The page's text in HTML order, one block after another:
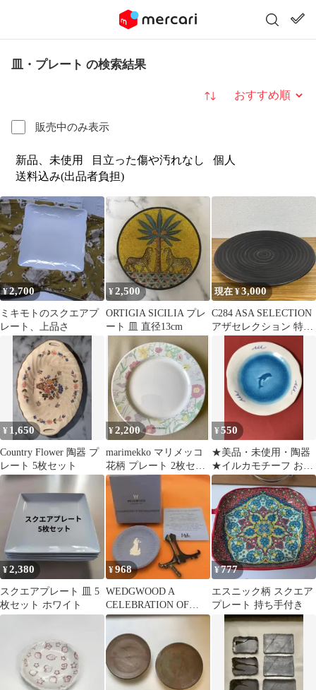
皿・プレート の検索結果
販売中のみ表示
並び替え
新品、未使用 目立った傷や汚れなし
個人
送料込み(出品者負担)
¥2,700
ミキモトのスクエアプ
レート、上品さ
¥2,500
ORTIGIA SICILIA プレ
ート 皿 直径13cm
現在 ¥3,000
C284 ASA SELECTION
アザセレクション 特大
皿 黒 展示品
¥ 1,650
Country Flower 陶器 プ
レート 5枚セット
¥2,200
marimekko マリメッコ
花柄 プレート 2枚セッ
ト ヴィンテージ
¥550
★美品・未使用・陶器
★イルカモチーフ お皿
プレート
¥2,380
スクエアプレート 皿 5
枚セット ホワイト
¥968
WEDGWOOD A
CELEBRATION OF
THE MILLENNIUM
¥777
エスニック柄 スクエア
プレート 持ち手付き